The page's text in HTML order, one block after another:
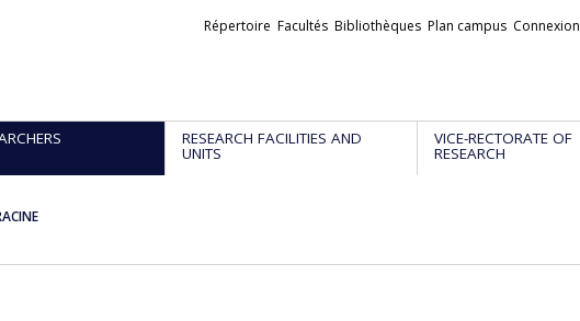
Liens
Répertoire Facultés Bibliothèques Plan campus Connexion
RESEARCH FACILITIES AND
UNITS
VICE-RECTORATE OF
RESEARCH